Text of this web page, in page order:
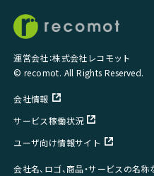
運営会社：株式会社レコモット
© recomot. All Rights Reserved.
会社情報
サービス稼働状況
ユーザ向け情報サイト
会社名、ロゴ、商品・サービスの名